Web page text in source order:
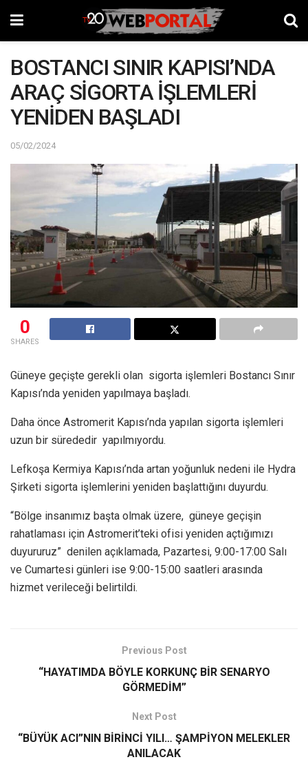
BOSTANCI SINIR KAPISI’NDA
ARAÇ SİGORTA İŞLEMLERİ
YENİDEN BAŞLADI
05/02/2024
0
SHARES
Güneye geçişte gerekli olan sigorta işlemleri Bostancı Sınır
Kapısı’nda yeniden yapılmaya başladı.
Daha önce Astromerit Kapısı’nda yapılan sigorta işlemleri
uzun bir sürededir yapılmıyordu.
Lefkoşa Kermiya Kapısı’nda artan yoğunluk nedeni ile Hydra
Şirketi sigorta işlemlerini yeniden başlattığını duyurdu.
“Bölge insanımız başta olmak üzere, güneye geçişin
rahatlaması için Astromerit’teki ofisi yeniden açtığımızı
duyururuz” denilen açıklamada, Pazartesi, 9:00-17:00 Salı
ve Cumartesi günleri ise 9:00-15:00 saatleri arasında
hizmet verileceği belirtildi.
Previous Post
“HAYATIMDA BÖYLE KORKUNÇ BİR SENARYO
GÖRMEDİM”
Next Post
“BÜYÜK ACI”NIN BİRİNCİ YILI… ŞAMPİYON MELEKLER
ANILACAK